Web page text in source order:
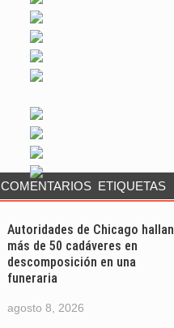
COMENTARIOS ETIQUETAS
Autoridades de Chicago hallan
más de 50 cadáveres en
descomposición en una
funeraria
agosto 8, 2026